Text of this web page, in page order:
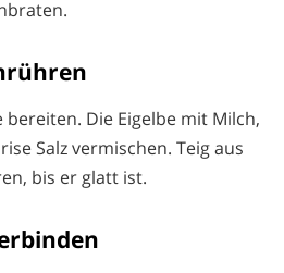
bereiten. Die Eigelbe mit Milch,
Salz vermischen. Teig aus
bis er glatt ist.